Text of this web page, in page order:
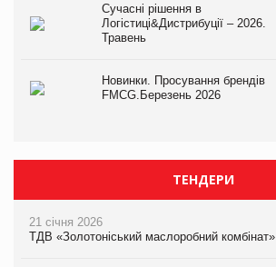
Сучасні рішення в
Логістиці&Дистрибуції – 2026.
Травень
Новинки. Просування брендів
FMCG.Березень 2026
ТЕНДЕРИ
21 січня 2026
ТДВ «Золотоніський маслоробний комбінат»